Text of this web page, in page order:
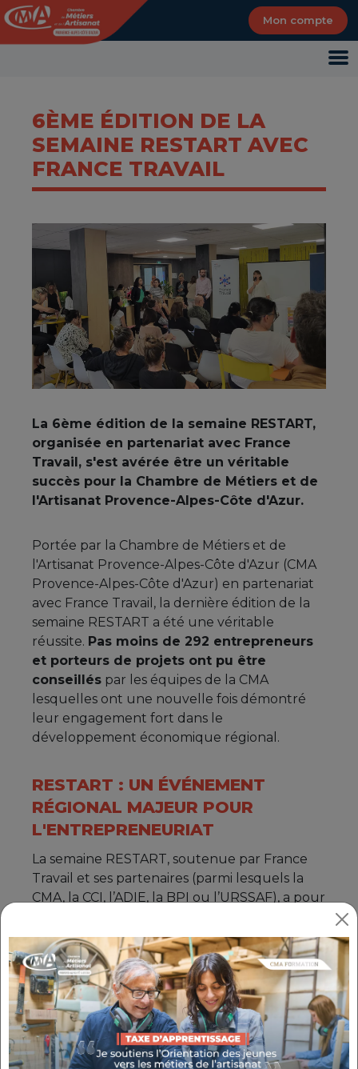
Mon compte
6ÈME ÉDITION DE LA
SEMAINE RESTART AVEC
FRANCE TRAVAIL
La 6ème édition de la semaine RESTART,
organisée en partenariat avec France
Travail, s'est avérée être un véritable
succès pour la Chambre de Métiers et de
l'Artisanat Provence-Alpes-Côte d'Azur.
Portée par la Chambre de Métiers et de
l'Artisanat Provence-Alpes-Côte d'Azur (CMA
Provence-Alpes-Côte d'Azur) en partenariat
avec France Travail, la dernière édition de la
semaine RESTART a été une véritable
réussite. Pas moins de 292 entrepreneurs
et porteurs de projets ont pu être
conseillés par les équipes de la CMA
lesquelles ont une nouvelle fois démontré
leur engagement fort dans le
développement économique régional.
RESTART : UN ÉVÉNEMENT
RÉGIONAL MAJEUR POUR
L'ENTREPRENEURIAT
La semaine RESTART, soutenue par France
Travail et ses partenaires (parmi lesquels la
CMA, la CCI, l’ADIE, la BPI ou l’URSSAF), a pour
d’accompagner les porteurs de projets et
entrepreneurs dans la création ou le
développement de leur entreprise. Ce
rendez-vous offre outils, conseils et contacts
pour sécuriser les parcours
entrepreneuriaux, répondre aux
interrogations et anticiper les étapes
Panneau de gestion des cookies